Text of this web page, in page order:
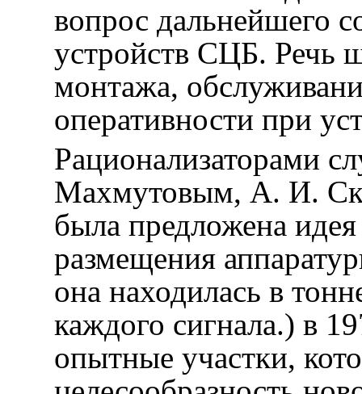
вопрос дальнейшего
устройств СЦБ. Речь
монтажа,
оперативности при
Рационализаторами
Махмутовым, А. И.
была предложена
размещения
она находилась в
каждого сигнала.) в
опытные участки,